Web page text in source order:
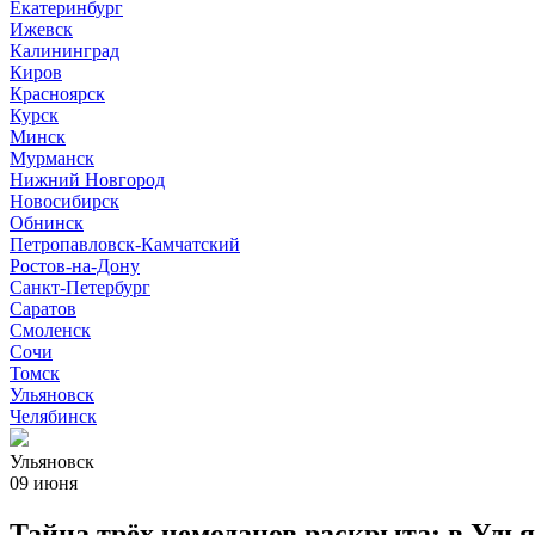
Екатеринбург
Ижевск
Калининград
Киров
Красноярск
Курск
Минск
Мурманск
Нижний Новгород
Новосибирск
Обнинск
Петропавловск-Камчатский
Ростов-на-Дону
Санкт-Петербург
Саратов
Смоленск
Сочи
Томск
Ульяновск
Челябинск
Ульяновск
09 июня